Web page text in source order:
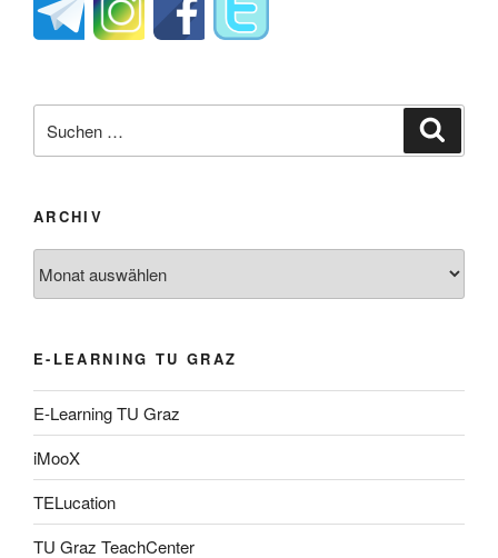
nach:
ARCHIV
E-LEARNING TU GRAZ
E-Learning TU Graz
iMooX
TELucation
TU Graz TeachCenter